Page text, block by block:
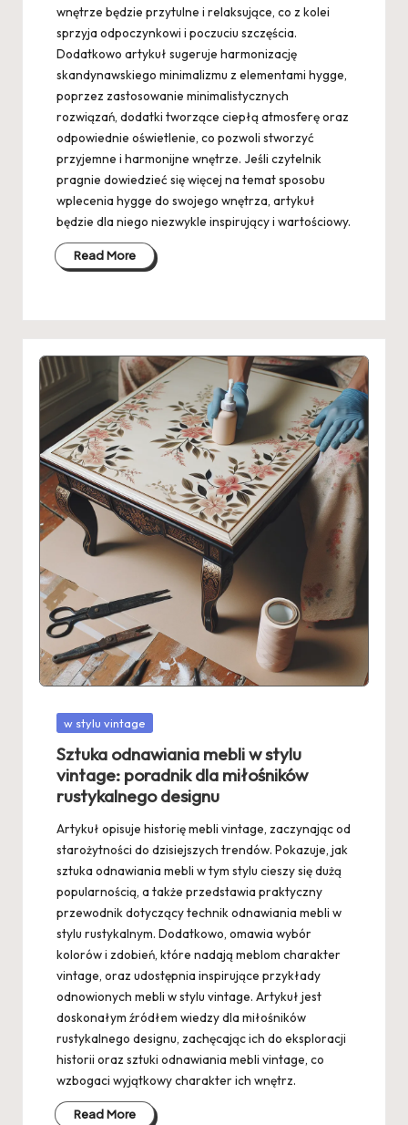
wnętrze będzie przytulne i relaksujące, co z kolei
sprzyja odpoczynkowi i poczuciu szczęścia.
Dodatkowo artykuł sugeruje harmonizację
skandynawskiego minimalizmu z elementami hygge,
poprzez zastosowanie minimalistycznych
rozwiązań, dodatki tworzące ciepłą atmosferę oraz
odpowiednie oświetlenie, co pozwoli stworzyć
przyjemne i harmonijne wnętrze. Jeśli czytelnik
pragnie dowiedzieć się więcej na temat sposobu
wplecenia hygge do swojego wnętrza, artykuł
będzie dla niego niezwykle inspirujący i wartościowy.
Read More
Posted
w stylu vintage
Sztuka odnawiania mebli w stylu
vintage: poradnik dla miłośników
rustykalnego designu
Artykuł opisuje historię mebli vintage, zaczynając od
starożytności do dzisiejszych trendów. Pokazuje, jak
sztuka odnawiania mebli w tym stylu cieszy się dużą
popularnością, a także przedstawia praktyczny
przewodnik dotyczący technik odnawiania mebli w
stylu rustykalnym. Dodatkowo, omawia wybór
kolorów i zdobień, które nadają meblom charakter
vintage, oraz udostępnia inspirujące przykłady
odnowionych mebli w stylu vintage. Artykuł jest
doskonałym źródłem wiedzy dla miłośników
rustykalnego designu, zachęcając ich do eksploracji
historii oraz sztuki odnawiania mebli vintage, co
wzbogaci wyjątkowy charakter ich wnętrz.
Read More